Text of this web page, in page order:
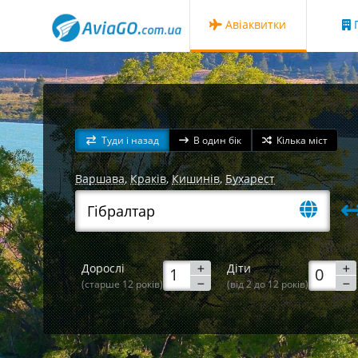
Авіаквитки
Туди і назад В один бік Кілька міст
Варшава,Краків,Кишинів,Бухарест
Дорослі
(старше 12 років)
Діти
(від 2 до 12 років)